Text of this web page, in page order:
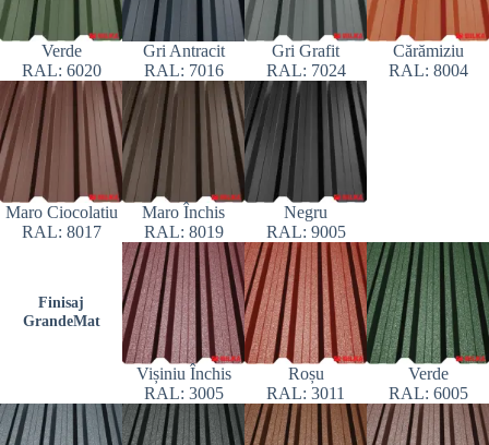
Verde
RAL: 6020
Gri Antracit
RAL: 7016
Gri Grafit
RAL: 7024
Cărămiziu
RAL: 8004
Maro Ciocolatiu
RAL: 8017
Maro Închis
RAL: 8019
Negru
RAL: 9005
Finisaj
GrandeMat
Vișiniu Închis
RAL: 3005
Roșu
RAL: 3011
Verde
RAL: 6005